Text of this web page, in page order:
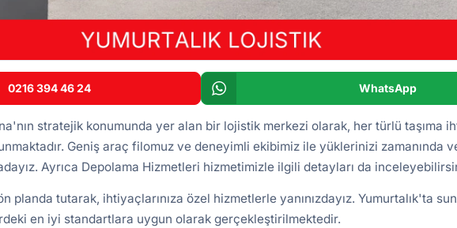
0216 394 46 24 WhatsApp
stratejik konumunda yer alan bir lojistik merkezi olarak, her türlü taşıma
Geniş araç filomuz ve deneyimli ekibimiz ile yüklerinizi zamanında
Ayrıca Depolama Hizmetleri hizmetimizle ilgili detayları da
planda tutarak, ihtiyaçlarınıza özel hizmetlerle yanınızdayız. Yumurtalık'ta
en iyi standartlara uygun olarak gerçekleştirilmektedir.